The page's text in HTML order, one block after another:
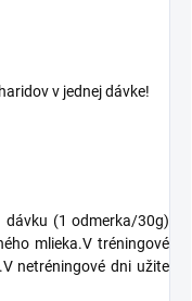
v jednej dávke!
dávku (1 odmerka/30g)
mlieka.V tréningové
netréningové dni užite